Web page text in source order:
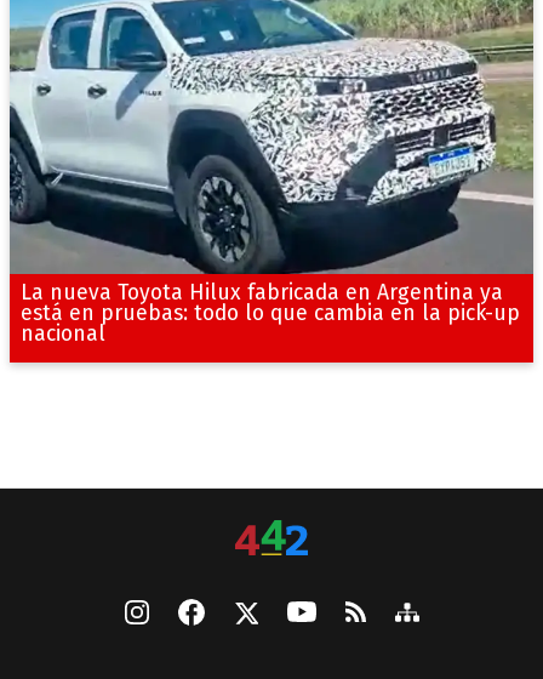
La nueva Toyota Hilux fabricada en Argentina ya
está en pruebas: todo lo que cambia en la pick-up
nacional